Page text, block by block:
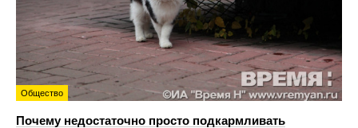
Общество
Почему недостаточно просто подкармливать